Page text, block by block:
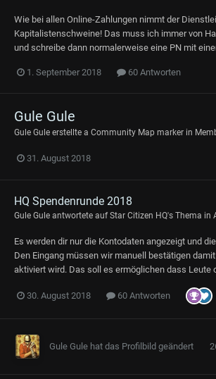
Wie bei allen Online-Zahlungen nimmt der
Kapitalistenschweine! Das muss ich immer von
und schreibe dann normalerweise eine PN mit
1. September 2018 60 Antworten
Gule Gule
Gule Gule erstellte a Community Map marker in
31. August 2018
HQ Spendenrunde 2018
Gule Gule antwortete aufStar Citizen HQ's Thema in
Es werden dir nur die Kontodaten angezeigt und
Den Eingang müssen wir manuell bestätigen
aktiviert wird. Das soll es ermöglichen dass Leute
30. August 2018 60 Antworten
Gule Gule hat das Profilbild geändert